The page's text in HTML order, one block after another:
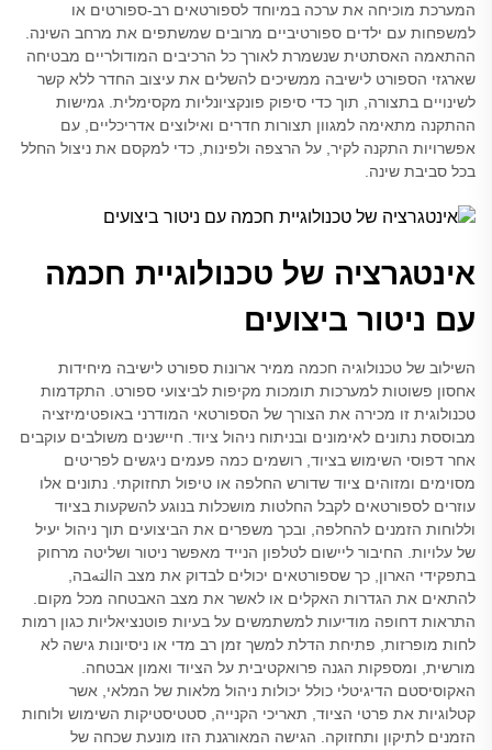
המערכת מוכיחה את ערכה במיוחד לספורטאים רב-ספורטים או
למשפחות עם ילדים ספורטיביים מרובים שמשתפים את מרחב השינה.
ההתאמה האסתטית שנשמרת לאורך כל הרכיבים המודולריים מבטיחה
שארגזי הספורט לישיבה ממשיכים להשלים את עיצוב החדר ללא קשר
לשינויים בתצורה, תוך כדי סיפוק פונקציונליות מקסימלית. גמישות
ההתקנה מתאימה למגוון תצורות חדרים ואילוצים אדריכליים, עם
אפשרויות התקנה לקיר, על הרצפה ולפינות, כדי למקסם את ניצול החלל
בכל סביבת שינה.
אינטגרציה של טכנולוגיית חכמה
עם ניטור ביצועים
השילוב של טכנולוגיה חכמה ממיר ארונות ספורט לישיבה מיחידות
אחסון פשוטות למערכות תומכות מקיפות לביצועי ספורט. התקדמות
טכנולוגית זו מכירה את הצורך של הספורטאי המודרני באופטימיזציה
מבוססת נתונים לאימונים ובניתוח ניהול ציוד. חיישנים משולבים עוקבים
אחר דפוסי השימוש בציוד, רושמים כמה פעמים ניגשים לפריטים
מסוימים ומזוהים ציוד שדורש החלפה או טיפול תחזוקתי. נתונים אלו
עוזרים לספורטאים לקבל החלטות מושכלות בנוגע להשקעות בציוד
וללוחות הזמנים להחלפה, ובכך משפרים את הביצועים תוך ניהול יעיל
של עלויות. החיבור ליישום לטלפון הנייד מאפשר ניטור ושליטה מרחוק
בתפקידי הארון, כך שספורטאים יכולים לבדוק את מצב הالتهבה,
להתאים את הגדרות האקלים או לאשר את מצב האבטחה מכל מקום.
התראות דחופה מודיעות למשתמשים על בעיות פוטנציאליות כגון רמות
לחות מופרזות, פתיחת הדלת למשך זמן רב מדי או ניסיונות גישה לא
מורשית, ומספקות הגנה פרואקטיבית על הציוד ואמון אבטחה.
האקוסיסטם הדיגיטלי כולל יכולות ניהול מלאות של המלאי, אשר
קטלוגיות את פרטי הציוד, תאריכי הקנייה, סטטיסטיקות השימוש ולוחות
הזמנים לתיקון ותחזוקה. הגישה המאורגנת הזו מונעת שכחה של